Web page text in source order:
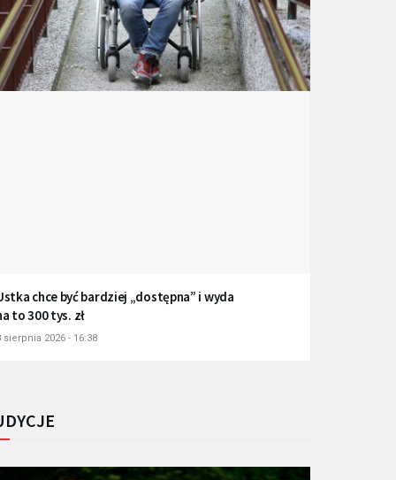
chce być bardziej „dostępna” i wyda
to 300 tys. zł
sierpnia 2026 - 16:38